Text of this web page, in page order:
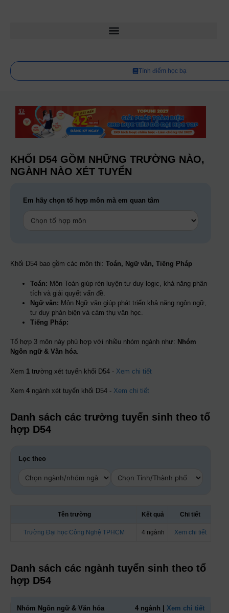
Tính điểm học bạ
KHỐI D54 GỒM NHỮNG TRƯỜNG NÀO,
NGÀNH NÀO XÉT TUYỂN
Em hãy chọn tổ hợp môn mà em quan tâm
Khối D54 bao gồm các môn thi: Toán, Ngữ văn, Tiếng Pháp
Toán: Môn Toán giúp rèn luyện tư duy logic, khả năng phân
tích và giải quyết vấn đề.
Ngữ văn: Môn Ngữ văn giúp phát triển khả năng ngôn ngữ,
tư duy phản biện và cảm thụ văn học.
Tiếng Pháp:
Tổ hợp 3 môn này phù hợp với nhiều nhóm ngành như: Nhóm
Ngôn ngữ & Văn hóa.
Xem 1 trường xét tuyển khối D54 - Xem chi tiết
Xem 4 ngành xét tuyển khối D54 - Xem chi tiết
Danh sách các trường tuyển sinh theo tổ
hợp D54
Lọc theo
Tên trường Kết quả Chi tiết
Trường Đại học Công Nghệ TPHCM 4 ngành Xem chi tiết
Danh sách các ngành tuyển sinh theo tổ
hợp D54
Nhóm Ngôn ngữ & Văn hóa 4 ngành | Xem chi tiết